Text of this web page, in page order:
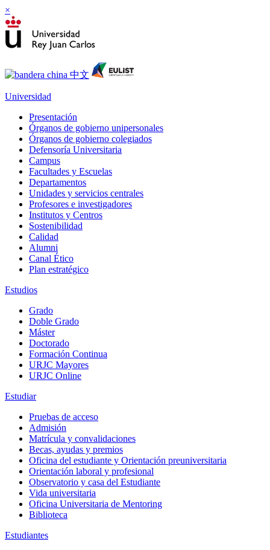
×
Universidad
Presentación
Órganos de gobierno unipersonales
Órganos de gobierno colegiados
Defensoría Universitaria
Campus
Facultades y Escuelas
Departamentos
Unidades y servicios centrales
Profesores e investigadores
Institutos y Centros
Sostenibilidad
Calidad
Alumni
Canal Ético
Plan estratégico
Estudios
Grado
Doble Grado
Máster
Doctorado
Formación Continua
URJC Mayores
URJC Online
Estudiar
Pruebas de acceso
Admisión
Matrícula y convalidaciones
Becas, ayudas y premios
Oficina del estudiante y Orientación preuniversitaria
Orientación laboral y profesional
Observatorio y casa del Estudiante
Vida universitaria
Oficina Universitaria de Mentoring
Biblioteca
Estudiantes